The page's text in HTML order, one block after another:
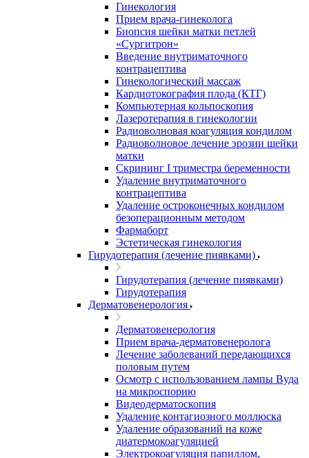
Гинекология
Прием врача-гинеколога
Биопсия шейки матки петлей
«Сургитрон»
Введение внутриматочного
контрацептива
Гинекологический массаж
Кардиотокография плода (КТГ)
Компьютерная кольпоскопия
Лазеротерапия в гинекологии
Радиоволновая коагуляция кондилом
Радиоволновое лечение эрозии шейки
матки
Скрининг I триместра беременности
Удаление внутриматочного
контрацептива
Удаление остроконечных кондилом
безоперационным методом
Фармаборт
Эстетическая гинекология
Гирудотерапия (лечение пиявками)
Гирудотерапия (лечение пиявками)
Гирудотерапия
Дерматовенерология
Дерматовенерология
Прием врача-дерматовенеролога
Лечение заболеваний передающихся
половым путем
Осмотр с использованием лампы Вуда
на микроспорию
Видеодерматоскопия
Удаление контагиозного моллюска
Удаление образований на коже
диатермокоагуляцией
Электрокоагуляция папиллом,